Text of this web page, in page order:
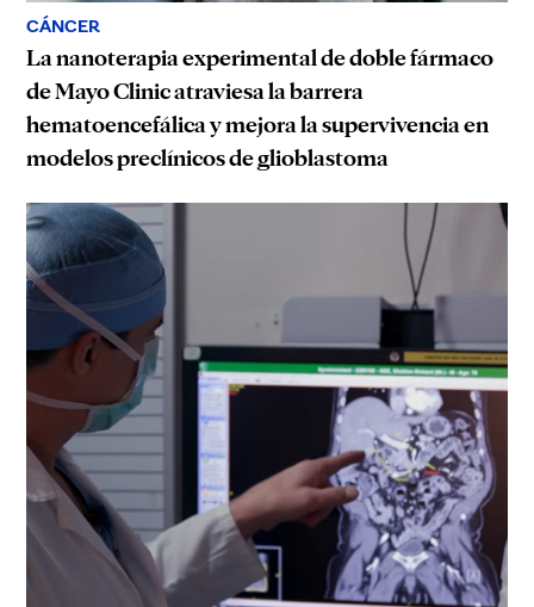
CÁNCER
La nanoterapia experimental de doble fármaco
de Mayo Clinic atraviesa la barrera
hematoencefálica y mejora la supervivencia en
modelos preclínicos de glioblastoma